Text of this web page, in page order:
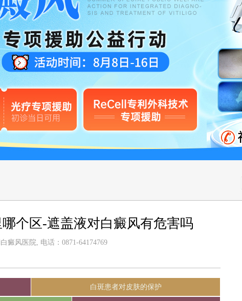
个区-遮盖液对白癜风有危害吗
癜风医院, 电话：0871-64174769
白斑患者对皮肤的保护